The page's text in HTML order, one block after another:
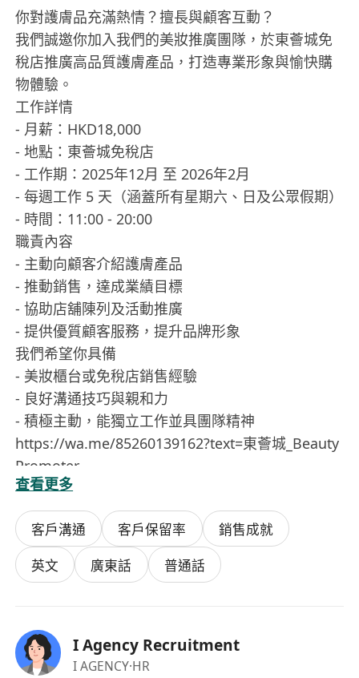
你對護膚品充滿熱情？擅長與顧客互動？
我們誠邀你加入我們的美妝推廣團隊，於東薈城免
稅店推廣高品質護膚產品，打造專業形象與愉快購
物體驗。
工作詳情
- 月薪：HKD18,000
- 地點：東薈城免稅店
- 工作期：2025年12月 至 2026年2月
- 每週工作 5 天（涵蓋所有星期六、日及公眾假期）
- 時間：11:00 - 20:00
職責內容
- 主動向顧客介紹護膚產品
- 推動銷售，達成業績目標
- 協助店舖陳列及活動推廣
- 提供優質顧客服務，提升品牌形象
我們希望你具備
- 美妝櫃台或免稅店銷售經驗
- 良好溝通技巧與親和力
- 積極主動，能獨立工作並具團隊精神
https://wa.me/85260139162?text=東薈城_Beauty
Promoter
查看更多
客戶溝通 客戶保留率
銷售成就
英文
廣東話 普通話
I Agency Recruitment
I AGENCY·HR